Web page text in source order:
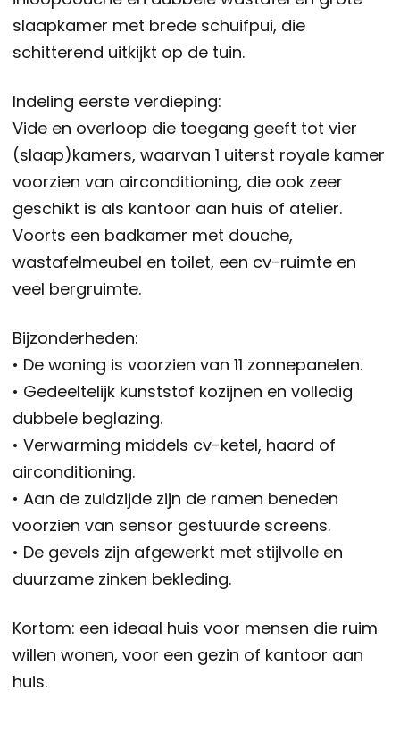
slaapkamer met brede schuifpui, die
schitterend uitkijkt op de tuin.
Indeling eerste verdieping:
Vide en overloop die toegang geeft tot vier
(slaap)kamers, waarvan 1 uiterst royale kamer
voorzien van airconditioning, die ook zeer
geschikt is als kantoor aan huis of atelier.
Voorts een badkamer met douche,
wastafelmeubel en toilet, een cv-ruimte en
veel bergruimte.
Bijzonderheden:
• De woning is voorzien van 11 zonnepanelen.
• Gedeeltelijk kunststof kozijnen en volledig
dubbele beglazing.
• Verwarming middels cv-ketel, haard of
airconditioning.
• Aan de zuidzijde zijn de ramen beneden
voorzien van sensor gestuurde screens.
• De gevels zijn afgewerkt met stijlvolle en
duurzame zinken bekleding.
Kortom: een ideaal huis voor mensen die ruim
willen wonen, voor een gezin of kantoor aan
huis.